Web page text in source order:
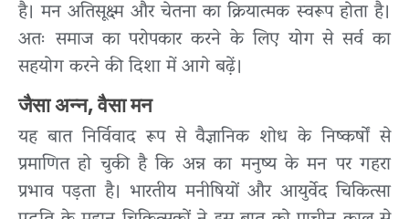
है। मन अतिसूक्ष्म और चेतना का क्रियात्मक स्वरूप होता है।
अतः समाज का परोपकार करने के लिए योग से सर्व का
सहयोग करने की दिशा में आगे बढ़ें।
जैसा अन्न, वैसा मन
यह बात निर्विवाद रूप से वैज्ञानिक शोध के निष्कर्षों से
प्रमाणित हो चुकी है कि अन्न का मनुष्य के मन पर गहरा
प्रभाव पड़ता है। भारतीय मनीषियों और आयुर्वेद चिकित्सा